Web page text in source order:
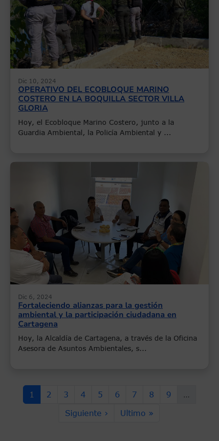
Dic 10, 2024
OPERATIVO DEL ECOBLOQUE MARINO
COSTERO EN LA BOQUILLA SECTOR VILLA
GLORIA
Hoy, el Ecobloque Marino Costero, junto a la
Guardia Ambiental, la Policía Ambiental y ...
Dic 6, 2024
Fortaleciendo alianzas para la gestión
ambiental y la participación ciudadana en
Cartagena
Hoy, la Alcaldía de Cartagena, a través de la Oficina
Asesora de Asuntos Ambientales, s...
Paginación
Página actual
1 Page
2 Page
3 Page
4 Page
5 Page
6 Page
7 Page
8 Page
9 …
Siguiente página
Siguiente › Última página
Ultimo »